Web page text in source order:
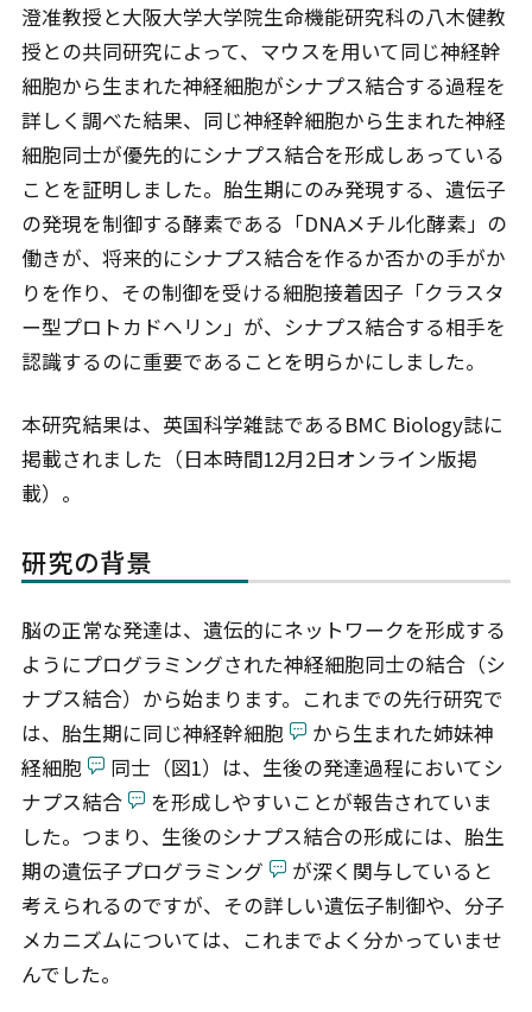
澄准教授と大阪大学大学院生命機能研究科の八木健教
授との共同研究によって、マウスを用いて同じ神経幹
細胞から生まれた神経細胞がシナプス結合する過程を
詳しく調べた結果、同じ神経幹細胞から生まれた神経
細胞同士が優先的にシナプス結合を形成しあっている
ことを証明しました。胎生期にのみ発現する、遺伝子
の発現を制御する酵素である「DNAメチル化酵素」の
働きが、将来的にシナプス結合を作るか否かの手がか
りを作り、その制御を受ける細胞接着因子「クラスタ
ー型プロトカドヘリン」が、シナプス結合する相手を
認識するのに重要であることを明らかにしました。
本研究結果は、英国科学雑誌であるBMC Biology誌に
掲載されました（日本時間12月2日オンライン版掲
載）。
研究の背景
脳の正常な発達は、遺伝的にネットワークを形成する
ようにプログラミングされた神経細胞同士の結合（シ
ナプス結合）から始まります。これまでの先行研究で
は、胎生期に同じ神経幹細胞
から生まれた姉妹神
経細胞
同士（図1）は、生後の発達過程においてシ
ナプス結合
を形成しやすいことが報告されていま
した。つまり、生後のシナプス結合の形成には、胎生
期の遺伝子プログラミング
が深く関与していると
考えられるのですが、その詳しい遺伝子制御や、分子
メカニズムについては、これまでよく分かっていませ
んでした。